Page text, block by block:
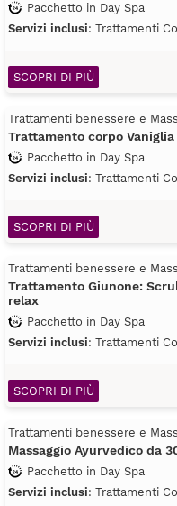
Pacchetto in Day Spa
Servizi inclusi: Trattamenti
SCOPRI DI PIÙ
Trattamenti benessere e
Trattamento corpo Vaniglia
Pacchetto in Day Spa
Servizi inclusi: Trattamenti
SCOPRI DI PIÙ
Trattamenti benessere e
Trattamento Giunone:
relax
Pacchetto in Day Spa
Servizi inclusi: Trattamenti
SCOPRI DI PIÙ
Trattamenti benessere e
Massaggio Ayurvedico da
Pacchetto in Day Spa
Servizi inclusi: Trattamenti